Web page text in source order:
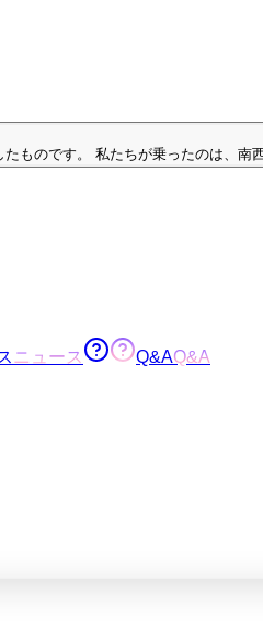
ものです。 私たちが乗ったのは、南
ニュース Q&AQ&A